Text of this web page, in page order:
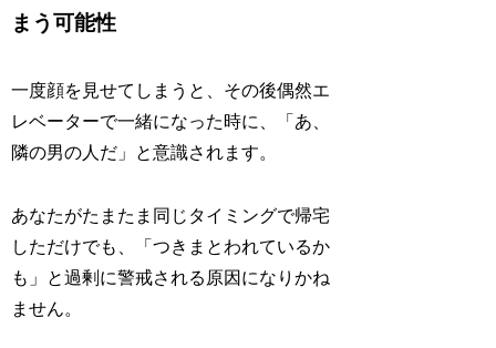
まう可能性
一度顔を見せてしまうと、その後偶然エ
レベーターで一緒になった時に、「あ、
隣の男の人だ」と意識されます。
あなたがたまたま同じタイミングで帰宅
しただけでも、「つきまとわれているか
も」と過剰に警戒される原因になりかね
ません。